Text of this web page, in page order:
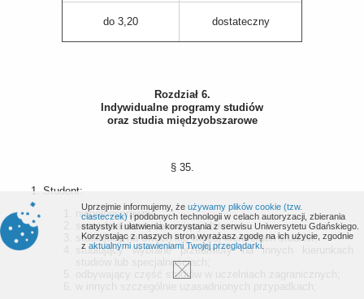
do 3,20 dostateczny
Rozdział 6.
Indywidualne programy studiów
oraz studia międzyobszarowe
§ 35.
Student:
niepełnosprawny;
samodzielnie wychowujący dzieci;
studiujący na dwóch lub więcej kierunkach studiów;
studiujący wybrane przedmioty na innych kierunkach
studiów lub specjalnościach;
odbywający część studiów w uczelniach zagranicznych;
Uprzejmie informujemy, że używamy plików cookie (tzw.
ciasteczek) i podobnych technologii w celach autoryzacji, zbierania
statystyk i ułatwienia korzystania z serwisu Uniwersytetu Gdańskiego.
Korzystając z naszych stron wyrażasz zgodę na ich użycie, zgodnie
z aktualnymi ustawieniami Twojej przeglądarki